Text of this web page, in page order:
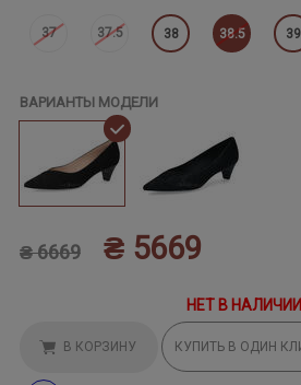
37 37.5 38 38.5 39
ВАРИАНТЫ МОДЕЛИ
₴ 6669 ₴ 5669
НЕТ В НАЛИЧИИ
В КОРЗИНУ КУПИТЬ В ОДИН